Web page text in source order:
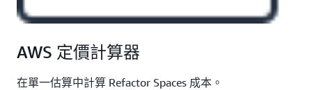
AWS 定價計算器
在單一估算中計算 Refactor Spaces 成本。